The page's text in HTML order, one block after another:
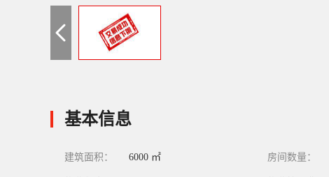
基本信息
建筑面积： 6000 ㎡ 房间数量：